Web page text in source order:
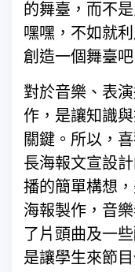
的舞臺，而不
嘿嘿，不如就
創造一個舞臺吧
對於音樂、表
作，是讓知識
關鍵。所以，
長海報文宣設
播的簡單構想
海報製作，音
了片頭曲及一
是讓學生來節